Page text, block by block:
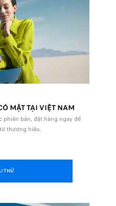
MẶT TẠI VIỆT NAM
phiên bản, đặt hàng ngay để
thương hiệu.
THỬ